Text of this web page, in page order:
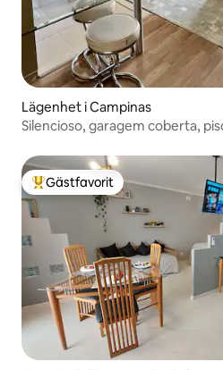
Lägenhet i Campinas
Silencioso, garagem coberta,
Populär gästfavorit
Gästfavorit